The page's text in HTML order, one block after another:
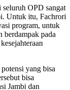
OPD sangat
Untuk itu, Fachrori
program, untuk
berdampak pada
yang bisa
bisa
Jambi dan